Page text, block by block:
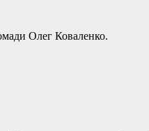
Олег Коваленко.